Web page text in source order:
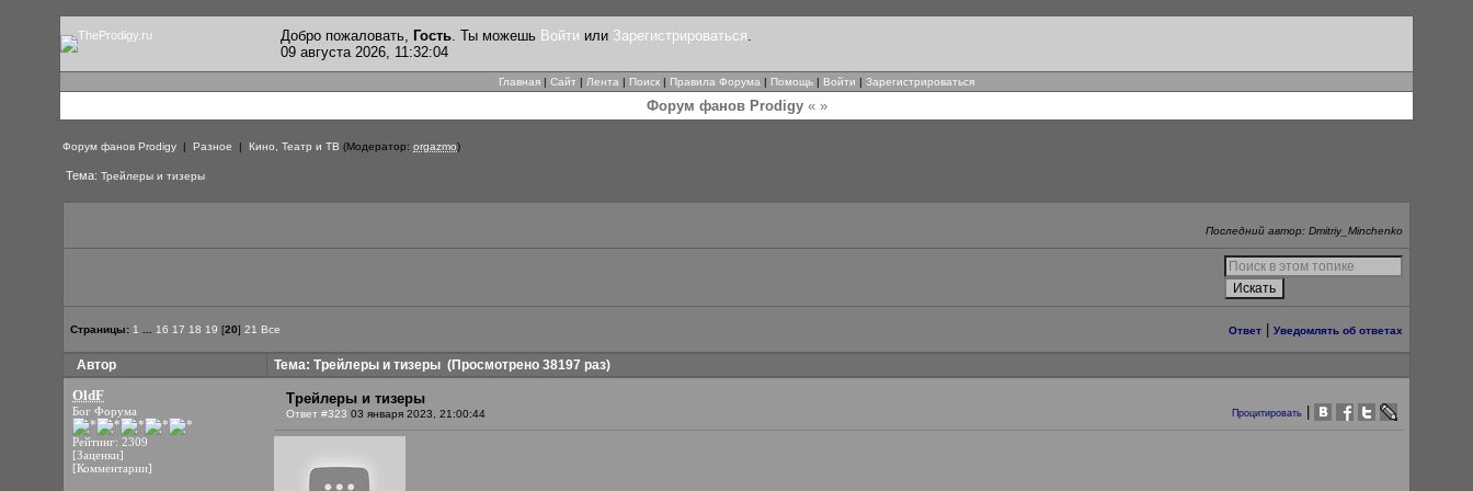
Добро пожаловать, Гость. Ты можешь Войти или Зарегистрироваться.
09 августа 2026, 11:32:04
Главная | Сайт | Лента | Поиск | Правила Форума | Помощь | Войти | Зарегистрироваться
Форум фанов Prodigy« »
Форум фанов Prodigy | Разное | Кино, Театр и ТВ (Модератор: orgazmo)
Тема: Трейлеры и тизеры
Последний автор: Dmitriy_Minchenko
Страницы: 1 16 17 18 19 [20] 21 Все Ответ Уведомлять об ответах
Автор Тема: Трейлеры и тизеры (Просмотрено 38197 раз)
OldF
Бог Форума
Рейтинг: 2309
[Заценки]
[Комментарии]
Трейлеры и тизеры
Ответ #323 03 января 2023, 21:00:44 Процитировать